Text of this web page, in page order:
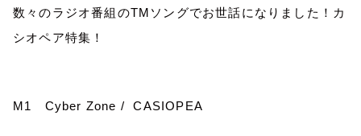
数々のラジオ番組のTM ソングでお世話になりました！カ
シオペア特集！
M1 Cyber Zone / CASIOPEA